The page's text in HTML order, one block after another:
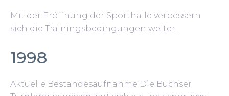
Mit der Eröffnung der Sporthalle verbessern
sich die Trainingsbedingungen weiter.
1998
Aktuelle Bestandesaufnahme Die Buchser